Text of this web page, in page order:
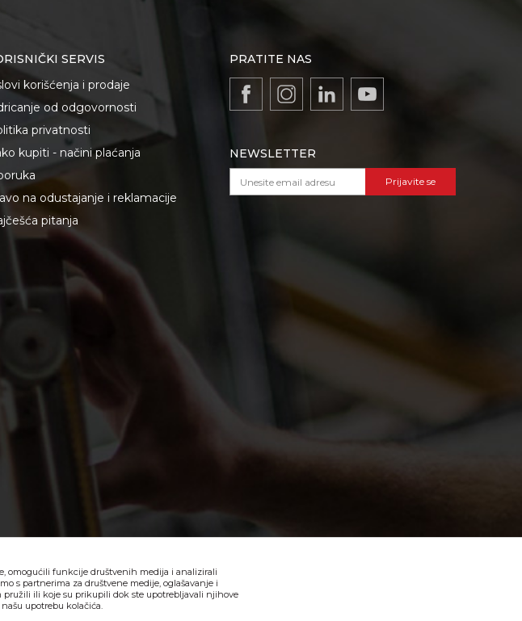
SERVIS
korišćenja i prodaje
od odgovornosti
privatnosti
kupiti - načini plaćanja
na odustajanje i reklamacije
pitanja
PRATITE NAS
NEWSLETTER
Prijavite se
omogućili funkcije društvenih medija i analizirali
s partnerima za društvene medije, oglašavanje i
ili koje su prikupili dok ste upotrebljavali njihove
upotrebu kolačića.